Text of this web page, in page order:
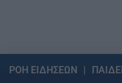
ΡΟΗ ΕΙΔΗΣΕΩΝ